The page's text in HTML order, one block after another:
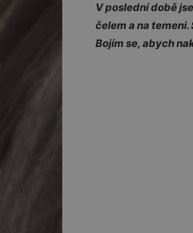
V poslední době
čelem a na
Bojím se, abych